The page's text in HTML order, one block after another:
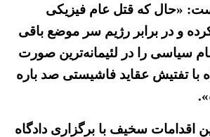
«حال که قتل عام فیزیکی
و در برابر رژیم سر موضع باقی
سیاسی را در لئیمانه‌ترین صورت
با تفتیش عقاید فاشیستی صد باره
اقدامات سخیف با برگزاری دادگاه